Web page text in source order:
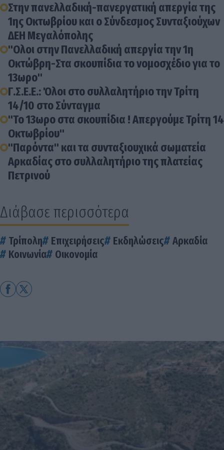
Στην πανελλαδική-πανεργατική απεργία της
1ης Οκτωβρίου και ο Σύνδεσμος Συνταξιούχων
ΔΕΗ Μεγαλόπολης
"Ολοι στην Πανελλαδική απεργία την 1η
Οκτώβρη-Στα σκουπίδια το νομοσχέδιο για το
13ωρο"
Γ.Σ.Ε.Ε.: Όλοι στο συλλαλητήριο την Τρίτη
14/10 στο Σύνταγμα
"Το 13ωρο στα σκουπίδια ! Απεργούμε Τρίτη 14
Οκτωβρίου"
"Παρόντα" και τα συνταξιουχικά σωματεία
Αρκαδίας στο συλλαλητήριο της πλατείας
Πετρινού
Διάβασε περισσότερα
Τρίπολη Επιχειρήσεις Εκδηλώσεις
Αρκαδία
Κοινωνία
Οικονομία